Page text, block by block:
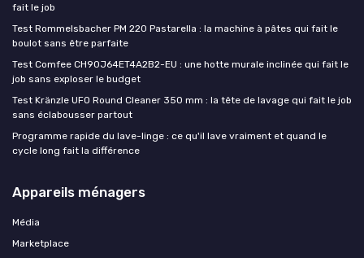
fait le job
Test Rommelsbacher PM 220 Pastarella : la machine à pâtes qui fait le
boulot sans être parfaite
Test Comfee CH90J64ET4A2B2-EU : une hotte murale inclinée qui fait le
job sans exploser le budget
Test Kränzle UFO Round Cleaner 350 mm : la tête de lavage qui fait le job
sans éclabousser partout
Programme rapide du lave-linge : ce qu'il lave vraiment et quand le
cycle long fait la différence
Appareils ménagers
Média
Marketplace